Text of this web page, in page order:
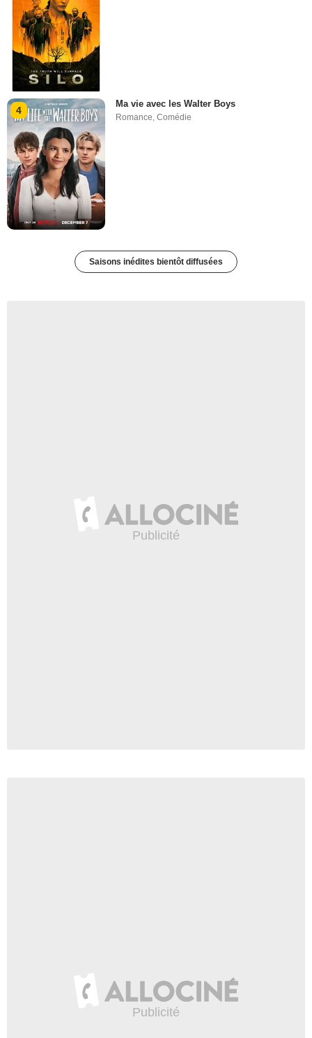
4
Ma vie avec les Walter Boys
Romance,Comédie
Saisons inédites bientôt diffusées